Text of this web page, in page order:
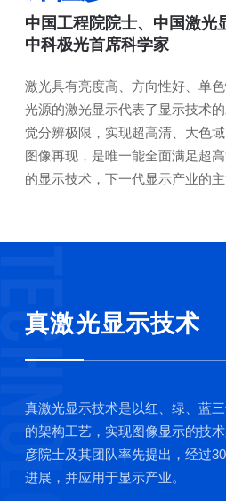
中国工程院院士、中国激光
中科极光首席科学家
激光具有亮度高、方向性好、单
光源的激光显示代表了显示技术
觉分辨极限，实现超高清、大色
图像再现，是唯一能全面满足超
的显示技术，下一代显示产业的主
真激光显示技术
真激光显示技术是以红、绿、蓝
的架构工艺，实现图像显示的技
彦院士及其团队率先提出，经过
进展，并应用于显示产业。